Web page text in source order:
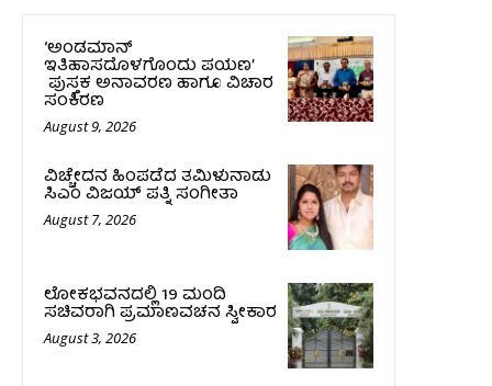
‘ಅಂಡಮಾನ್
ಇತಿಹಾಸದೊಳಗೊಂದು ಪಯಣ’
ಪುಸ್ತಕ ಅನಾವರಣ ಹಾಗೂ ವಿಚಾರ
ಸಂಕಿರಣ
August 9, 2026
ವಿಚ್ಚೇದನ ಹಿಂಪಡೆದ ತಮಿಳುನಾಡು
ಸಿಎಂ ವಿಜಯ್‌ ಪತ್ನಿ ಸಂಗೀತಾ
August 7, 2026
ಲೋಕಭವನದಲ್ಲಿ 19 ಮಂದಿ
ಸಚಿವರಾಗಿ ಪ್ರಮಾಣವಚನ ಸ್ವೀಕಾರ
August 3, 2026